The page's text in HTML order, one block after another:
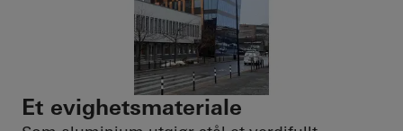
Et evighetsmateriale